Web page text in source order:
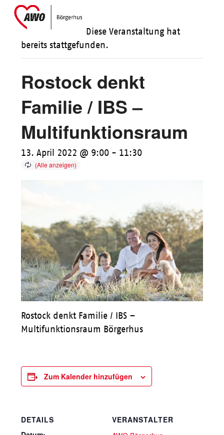
SkipOpen
mobile
Close
mobile
Diese Veranstaltung hat
bereits stattgefunden.
Rostock denkt
Familie / IBS –
Multifunktionsraum
13. April 2022 @ 9:00 - 11:30
Rostock denkt Familie / IBS –
Multifunktionsraum Börgerhus
Zum Kalender hinzufügen
DETAILS
VERANSTALTER